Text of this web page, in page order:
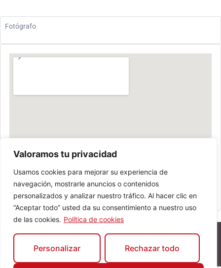
Valoramos tu privacidad
Usamos cookies para mejorar su experiencia de
navegación, mostrarle anuncios o contenidos
personalizados y analizar nuestro tráfico. Al hacer clic en
“Aceptar todo” usted da su consentimiento a nuestro uso
de las cookies. Política de cookies
Personalizar Rechazar todo
Fotógrafo